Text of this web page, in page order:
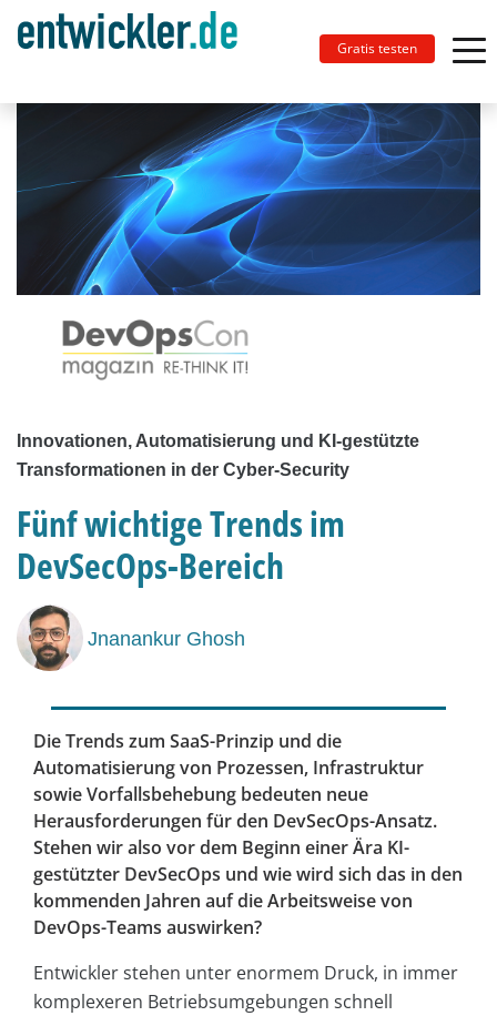
Gratis testen
Innovationen, Automatisierung und KI-gestützte
Transformationen in der Cyber-Security
Fünf wichtige Trends im
DevSecOps-Bereich
Jnanankur Ghosh
Die Trends zum SaaS-Prinzip und die
Automatisierung von Prozessen, Infrastruktur
sowie Vorfallsbehebung bedeuten neue
Herausforderungen für den DevSecOps-Ansatz.
Stehen wir also vor dem Beginn einer Ära KI-
gestützter DevSecOps und wie wird sich das in den
kommenden Jahren auf die Arbeitsweise von
DevOps-Teams auswirken?
Entwickler stehen unter enormem Druck, in immer
komplexeren Betriebsumgebungen schnell